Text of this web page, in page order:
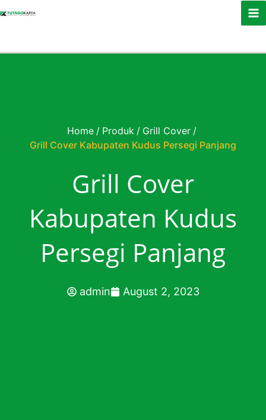
Home / Produk / Grill Cover /
Grill Cover Kabupaten Kudus Persegi Panjang
Grill Cover
Kabupaten Kudus
Persegi Panjang
admin August 2, 2023